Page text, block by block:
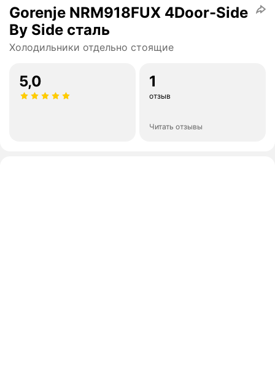
Gorenje NRM918FUX 4Door-Side
By Side сталь
Холодильники отдельно стоящие
5,0 1
отзыв
Читать отзывы